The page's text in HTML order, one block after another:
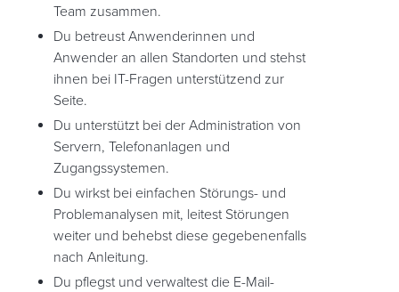
Team zusammen.
Du betreust Anwenderinnen und
Anwender an allen Standorten und stehst
ihnen bei IT-Fragen unterstützend zur
Seite.
Du unterstützt bei der Administration von
Servern, Telefonanlagen und
Zugangssystemen.
Du wirkst bei einfachen Störungs- und
Problemanalysen mit, leitest Störungen
weiter und behebst diese gegebenenfalls
nach Anleitung.
Du pflegst und verwaltest die E-Mail-